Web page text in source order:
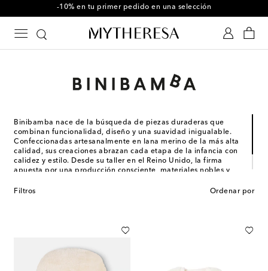
Usa el código FIRST10 en compras superiores a $600
Binibamba nace de la búsqueda de piezas duraderas que
combinan funcionalidad, diseño y una suavidad inigualable.
Confeccionadas artesanalmente en lana merino de la más alta
calidad, sus creaciones abrazan cada etapa de la infancia con
calidez y estilo. Desde su taller en el Reino Unido, la firma
apuesta por una producción consciente, materiales nobles y
familiar y la belleza de los primeros momentos.
Filtros Ordenar por